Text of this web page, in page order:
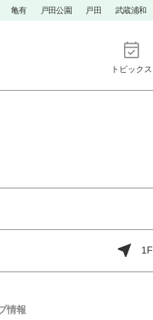
亀有 戸田公園 戸田 武蔵浦和
トピックス
1F
情報